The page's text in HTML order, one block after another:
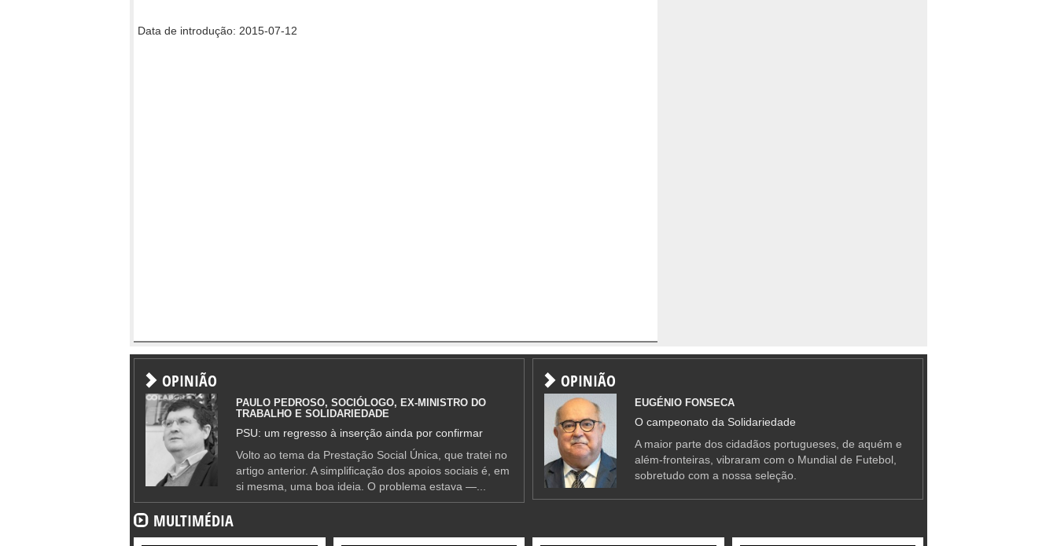
Data de introdução: 2015-07-12
OPINIÃO
PAULO PEDROSO, SOCIÓLOGO, EX-MINISTRO DO
TRABALHO E SOLIDARIEDADE
PSU: um regresso à inserção ainda por confirmar
Volto ao tema da Prestação Social Única, que tratei no
artigo anterior. A simplificação dos apoios sociais é, em
si mesma, uma boa ideia. O problema estava —...
OPINIÃO
EUGÉNIO FONSECA
O campeonato da Solidariedade
A maior parte dos cidadãos portugueses, de aquém e
além-fronteiras, vibraram com o Mundial de Futebol,
sobretudo com a nossa seleção.
MULTIMÉDIA